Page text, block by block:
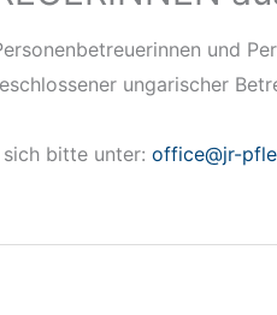
und
ungarischer
sich bitte unter: office@jr-